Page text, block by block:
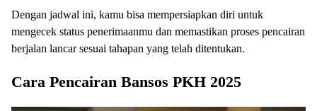
Dengan jadwal ini, kamu bisa mempersiapkan diri untuk
mengecek status penerimaanmu dan memastikan proses pencairan
berjalan lancar sesuai tahapan yang telah ditentukan.
Cara Pencairan Bansos PKH 2025